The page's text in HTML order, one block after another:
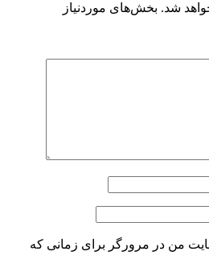
شد. بخش‌های موردنیاز
من در مرورگر برای زمانی که